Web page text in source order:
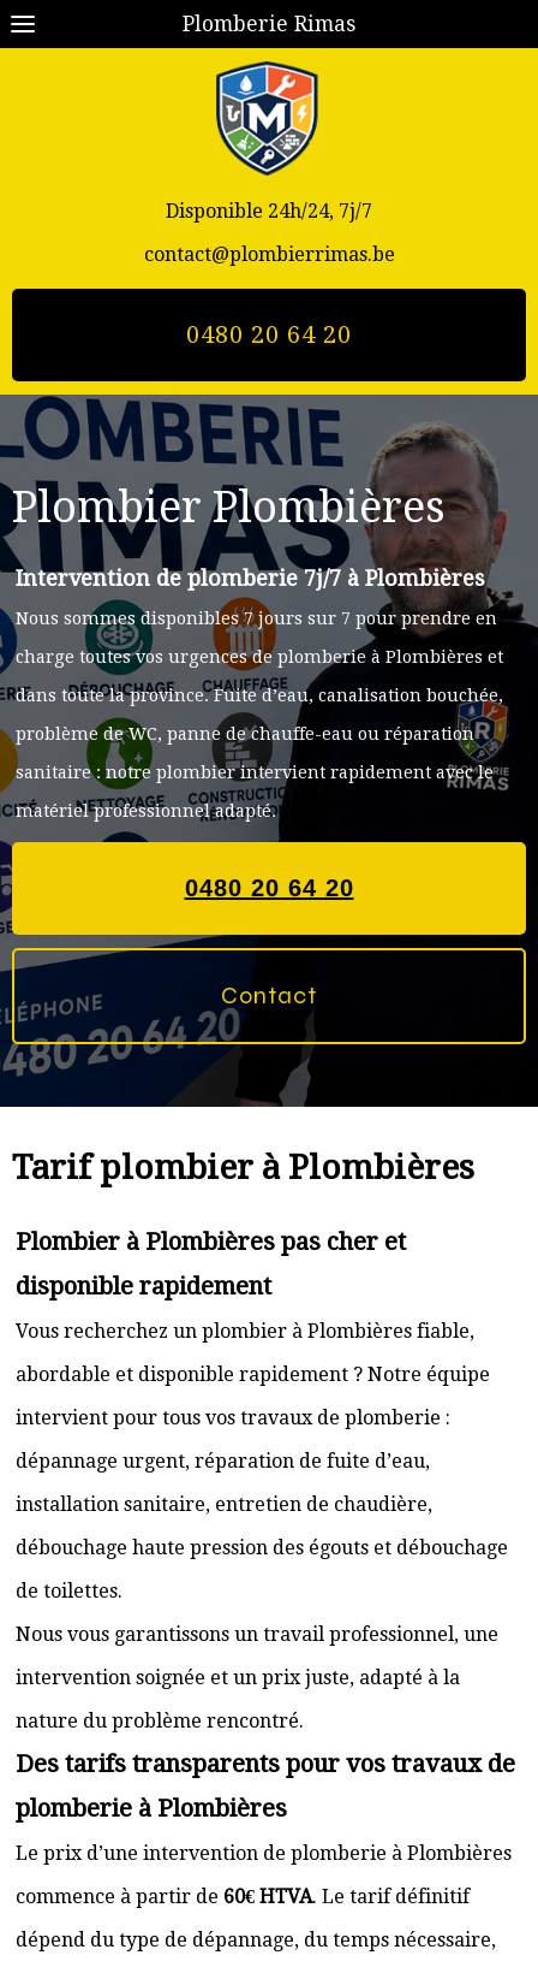
Plomberie Rimas
Disponible 24h/24, 7j/7
contact@plombierrimas.be
0480 20 64 20
Plombier Plombières
Intervention de plomberie 7j/7 à Plombières
Nous sommes disponibles 7 jours sur 7 pour prendre en
charge toutes vos urgences de plomberie à Plombières et
dans toute la province. Fuite d’eau, canalisation bouchée,
problème de WC, panne de chauffe-eau ou réparation
sanitaire : notre plombier intervient rapidement avec le
matériel professionnel adapté.
0480 20 64 20
Contact
Tarif plombier à Plombières
Plombier à Plombières pas cher et
disponible rapidement
Vous recherchez un plombier à Plombières fiable,
abordable et disponible rapidement ? Notre équipe
intervient pour tous vos travaux de plomberie :
dépannage urgent, réparation de fuite d’eau,
installation sanitaire, entretien de chaudière,
débouchage haute pression des égouts et débouchage
de toilettes.
Nous vous garantissons un travail professionnel, une
intervention soignée et un prix juste, adapté à la
nature du problème rencontré.
Des tarifs transparents pour vos travaux de
plomberie à Plombières
Le prix d’une intervention de plomberie à Plombières
commence à partir de 60€ HTVA. Le tarif définitif
dépend du type de dépannage, du temps nécessaire,